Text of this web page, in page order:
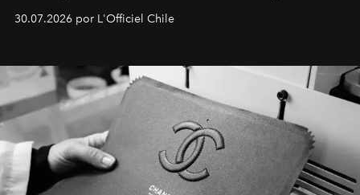
Dubray, la responsable de marketing para
Latinoamérica, sobre identidad, cultura y el valor
30.07.2026 por L'Officiel Chile